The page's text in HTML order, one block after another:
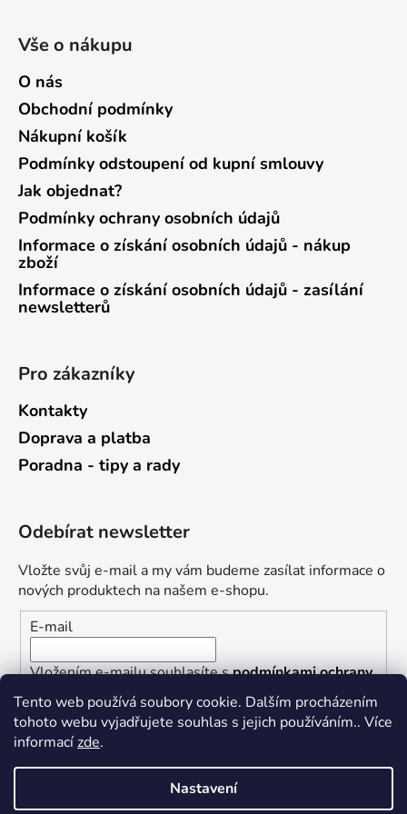
Tento web používá soubory cookie. Dalším procházením
tohoto webu vyjadřujete souhlas s jejich používáním.. Více
informacízde.
Nastavení
Vše o nákupu
O nás
Obchodní podmínky
Nákupní košík
Podmínky odstoupení od kupní smlouvy
Jak objednat?
Podmínky ochrany osobních údajů
Informace o získání osobních údajů - nákup
zboží
Informace o získání osobních údajů - zasílání
newsletterů
Pro zákazníky
Kontakty
Doprava a platba
Poradna - tipy a rady
Odebírat newsletter
Vložte svůj e-mail a my vám budeme zasílat informace o
nových produktech na našem e-shopu.
E-mail
Vložením e-mailu souhlasíte spodmínkami ochrany
osobních údajů
PŘIHLÁSIT SE